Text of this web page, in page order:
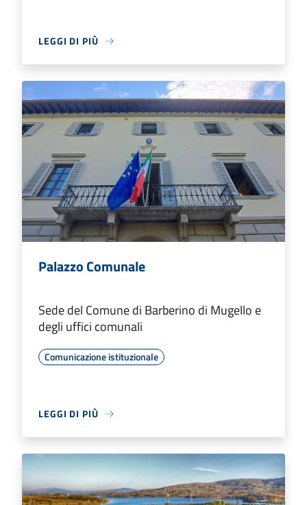
LEGGI DI PIÙ
Palazzo Comunale
Sede del Comune di Barberino di Mugello e
degli uffici comunali
Comunicazione istituzionale
LEGGI DI PIÙ